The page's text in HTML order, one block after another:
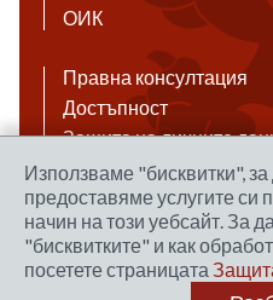
ОИК
Правна консултация
Достъпност
Защита на личните
Антикорупция
Връзки
Правила за
Използваме "бисквитки",
предоставяме услугите
начин на този уебсайт. За
"бисквитките" и как
посетете страницата